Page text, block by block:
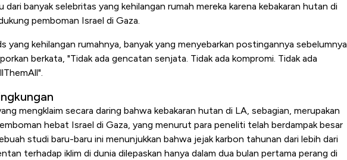
dari banyak selebritas yang kehilangan rumah mereka karena kebakaran hutan di
pemboman Israel di Gaza.
yang kehilangan rumahnya, banyak yang menyebarkan postingannya sebelumnya
berkata, "Tidak ada gencatan senjata. Tidak ada kompromi. Tidak ada
mengklaim secara daring bahwa kebakaran hutan di LA, sebagian, merupakan
hebat Israel di Gaza, yang menurut para peneliti telah berdampak besar
studi baru-baru ini menunjukkan bahwa jejak karbon tahunan dari lebih dari
terhadap iklim di dunia dilepaskan hanya dalam dua bulan pertama perang di